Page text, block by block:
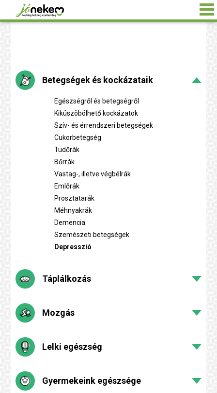
Betegségek és kockázataik
Egészségről és betegségről
Kiküszöbölhető kockázatok
Szív- és érrendszeri betegségek
Cukorbetegség
Tüdőrák
Bőrrák
Vastag-, illetve végbélrák
Emlőrák
Prosztatarák
Méhnyakrák
Demencia
Szemészeti betegségek
Depresszió
Táplálkozás
Mozgás
Lelki egészség
Gyermekeink egészsége